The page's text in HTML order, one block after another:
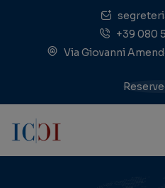
+39 080
Via Giovanni